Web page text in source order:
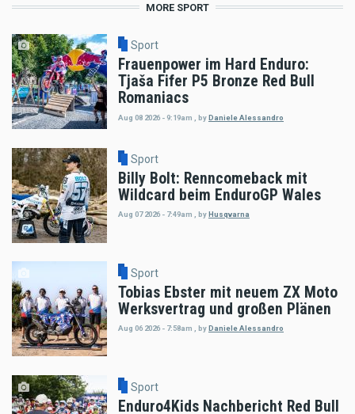
MORE SPORT
Sport
Frauenpower im Hard Enduro:
Tjaša Fifer P5 Bronze Red Bull
Romaniacs
Aug 08 2026 - 9:19am byDaniele Alessandro
Sport
Billy Bolt: Renncomeback mit
Wildcard beim EnduroGP Wales
Aug 07 2026 - 7:49am , by Husqvarna
Sport
Tobias Ebster mit neuem ZX Moto
Werksvertrag und großen Plänen
Aug 06 2026 - 7:58am byDaniele Alessandro
Sport
Enduro4Kids Nachbericht Red Bull